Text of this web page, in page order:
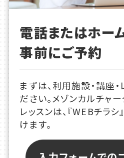
電話またはホー
事前にご予約
まずは、利用施設・講座
ださい。メゾンカルチャ
レッスンは、『WEBチラ
けます。